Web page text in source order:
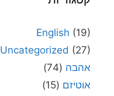
English (19)
Uncategorized (27)
אהבה (74)
אוטיזם (15)